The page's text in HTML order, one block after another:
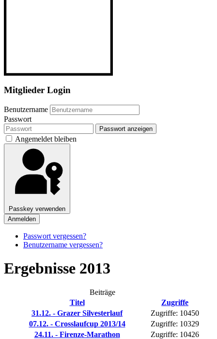
Mitglieder Login
Benutzername
Passwort
Passwort anzeigen
Angemeldet bleiben
Passkey verwenden
Anmelden
Passwort vergessen?
Benutzername vergessen?
Ergebnisse 2013
Beiträge
Titel
Zugriffe
31.12. - Grazer Silvesterlauf
Zugriffe: 10450
07.12. - Crosslaufcup 2013/14
Zugriffe: 10329
24.11. - Firenze-Marathon
Zugriffe: 10426